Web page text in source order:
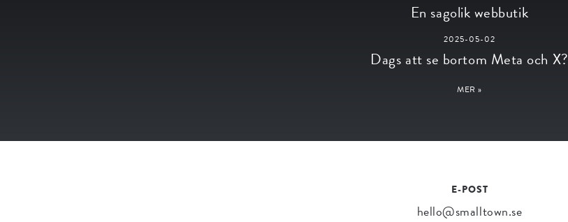
En sagolik webbutik
2025-05-02
Dags att se bortom Meta och X?
MER »
E-POST
hello@smalltown.se